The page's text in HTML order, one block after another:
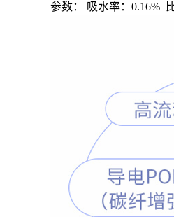
参数： 吸水率：0.16%